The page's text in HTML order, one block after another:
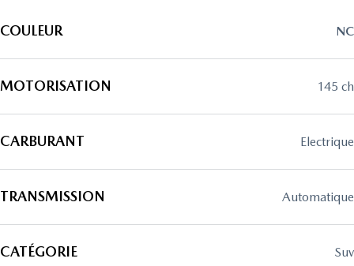
COULEUR NC
MOTORISATION 145 ch
CARBURANT electrique
TRANSMISSION automatique
CATÉGORIE suv